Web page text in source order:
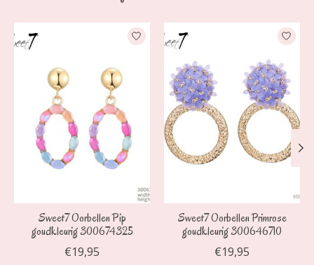
Items van productcarrousel
Sweet7 Oorbellen Pip
goudkleurig 300674325
€19,95
Sweet7 Oorbellen Primrose
goudkleurig 300646710
€19,95